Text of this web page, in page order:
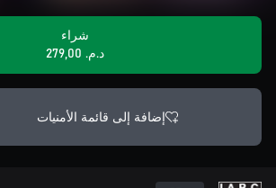
شراء
د.م.‏ 279,00
إضافة إلى قائمة الأمنيات